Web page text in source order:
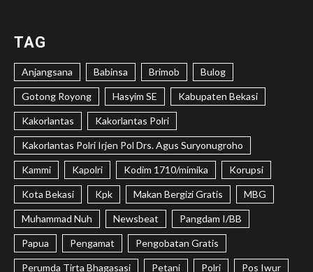
TAG
Anjangsana Babinsa Brimob Bulog
Gotong Royong Hasyim SE Kabupaten Bekasi
Kakorlantas Kakorlantas Polri
Kakorlantas Polri Irjen Pol Drs. Agus Suryonugroho
Kammi Kapolri Kodim 1710/mimika Korupsi
Kota Bekasi Kpk Makan Bergizi Gratis MBG
Muhammad Nuh Newsbeat Pangdam I/BB
Papua Pengamat Pengobatan Gratis
Perumda Tirta Bhagasasi Petani Polri Pos Iwur